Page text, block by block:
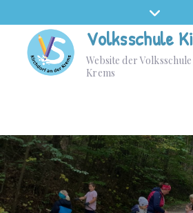
Volksschule
Website der
Krems